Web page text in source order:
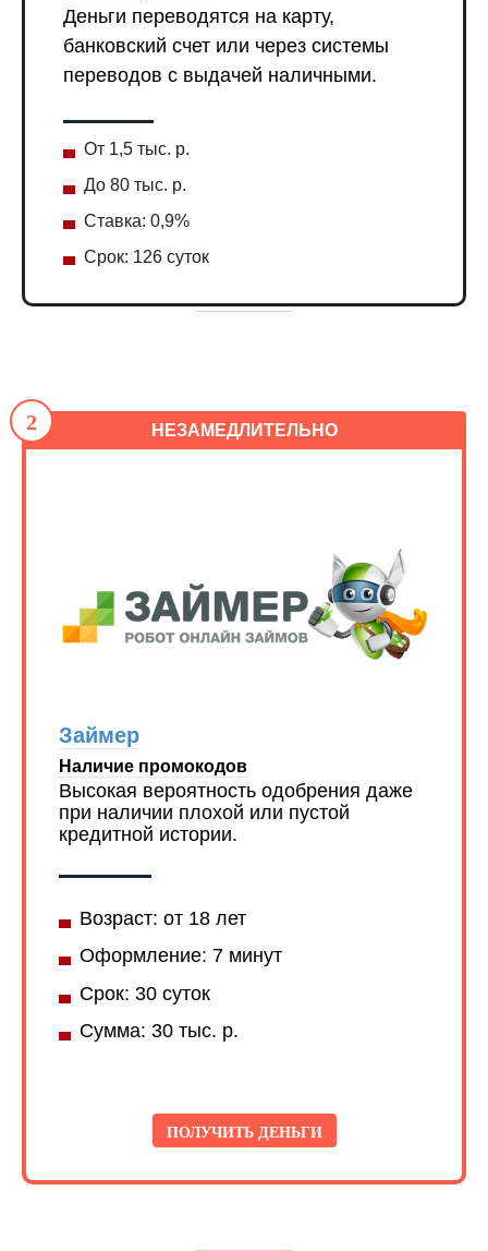
Деньги переводятся на карту,
банковский счет или через системы
переводов с выдачей наличными.
От 1,5 тыс. р.
До 80 тыс. р.
Ставка: 0,9%
Срок: 126 суток
НЕЗАМЕДЛИТЕЛЬНО
2
Займер
Наличие промокодов
Высокая вероятность одобрения даже
при наличии плохой или пустой
кредитной истории.
Возраст: от 18 лет
Оформление: 7 минут
Срок: 30 суток
Сумма: 30 тыс. р.
ПОЛУЧИТЬ ДЕНЬГИ